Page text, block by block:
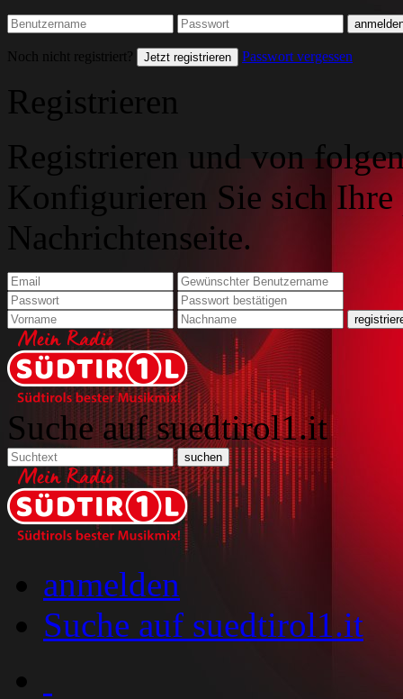
Noch nicht registriert? Jetzt registrieren Passwort vergessen
Registrieren
Registrieren und von
Konfigurieren Sie sich
Nachrichtenseite.
Suche auf suedtirol1.it
anmelden
Suche auf suedtirol1.it